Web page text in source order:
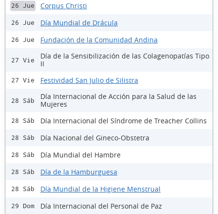
26 Jue Corpus Christi
26 Jue Día Mundial de Drácula
26 Jue Fundación de la Comunidad Andina
27 Vie
Día de la Sensibilización de las Colagenopatías Tipo
II
27 Vie Festividad San Julio de Silistra
28 Sáb
Día Internacional de Acción para la Salud de las
Mujeres
28 Sáb Día Internacional del Síndrome de Treacher Collins
28 Sáb Día Nacional del Gineco-Obstetra
28 Sáb Día Mundial del Hambre
28 Sáb Día de la Hamburguesa
28 Sáb Día Mundial de la Higiene Menstrual
29 Dom Día Internacional del Personal de Paz